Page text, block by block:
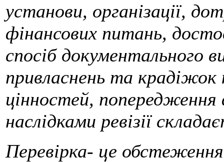
установи, організації,
фінансових питань,
спосіб документального
привласнень та крадіжок
цінностей,
наслідками ревізії
Перевірка- це